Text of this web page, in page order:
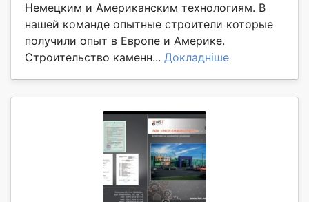
Немецким и Американским технологиям. В
нашей команде опытные строители которые
получили опыт в Европе и Америке.
Строительство каменн... Докладніше